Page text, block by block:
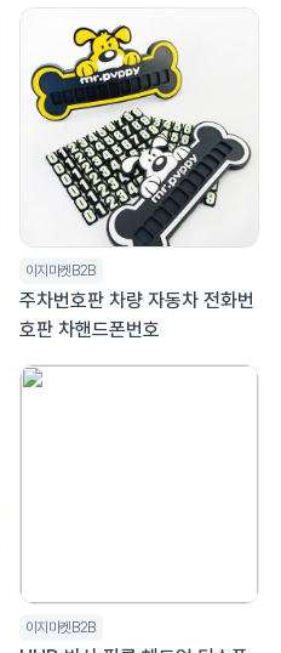
이지마켓B2B
주차번호판 차량 자동차 전화번
호판 차핸드폰번호
이지마켓B2B